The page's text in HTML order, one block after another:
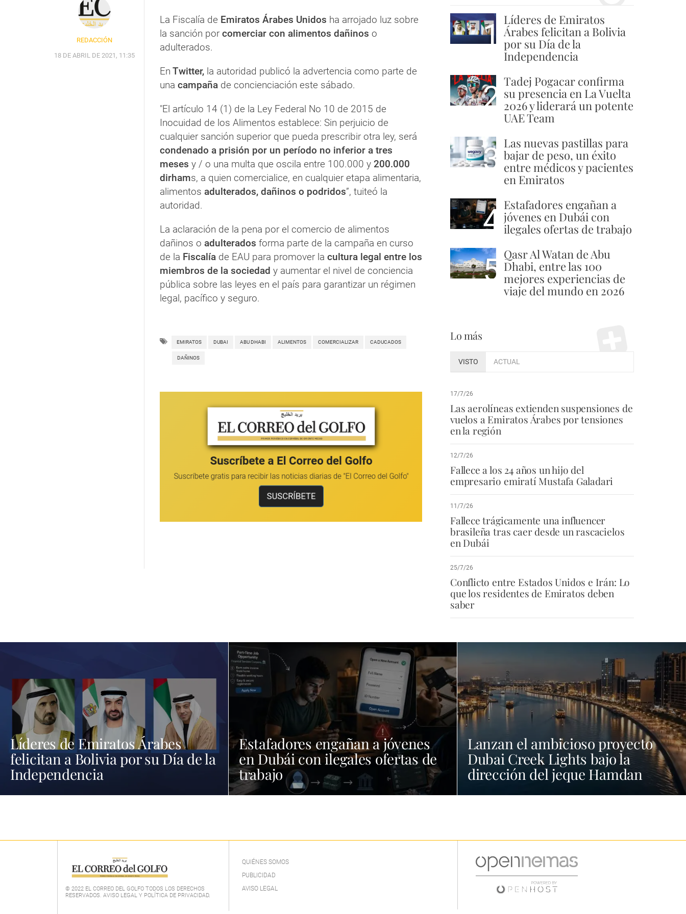
REDACCIÓN
18 DE ABRIL DE 2021, 11:35
La Fiscalía de Emiratos Árabes Unidos ha arrojado luz sobre
la sanción por comerciar con alimentos dañinos o
adulterados.
En Twitter, la autoridad publicó la advertencia como parte de
una campaña de concienciación este sábado.
"El artículo 14 (1) de la Ley Federal No 10 de 2015 de
Inocuidad de los Alimentos establece: Sin perjuicio de
cualquier sanción superior que pueda prescribir otra ley, será
condenado a prisión por un período no inferior a tres
meses y / o una multa que oscila entre 100.000 y 200.000
dirhams, a quien comercialice, en cualquier etapa alimentaria,
alimentos adulterados, dañinos o podridos”, tuiteó la
autoridad.
La aclaración de la pena por el comercio de alimentos
dañinos o adulterados forma parte de la campaña en curso
de la Fiscalía de EAU para promover la cultura legal entre los
miembros de la sociedad y aumentar el nivel de conciencia
pública sobre las leyes en el país para garantizar un régimen
legal, pacífico y seguro.
EMIRATOS DUBAI ABU DHABI ALIMENTOS COMERCIALIZAR CADUCADOS
DAÑINOS
1 Líderes de Emiratos
Árabes felicitan a Bolivia
por su Día de la
Independencia
2 Tadej Pogacar confirma
su presencia en La Vuelta
2026 y liderará un potente
UAE Team
3 Las nuevas pastillas para
bajar de peso, un éxito
entre médicos y pacientes
en Emiratos
4 Estafadores engañan a
jóvenes en Dubái con
ilegales ofertas de trabajo
5 Qasr Al Watan de Abu
Dhabi, entre las 100
mejores experiencias de
viaje del mundo en 2026
Lo más
VISTO ACTUAL
17/7/26
Las aerolíneas extienden suspensiones de
vuelos a Emiratos Árabes por tensiones
en la región
12/7/26
Fallece a los 24 años un hijo del
empresario emiratí Mustafa Galadari
11/7/26
Fallece trágicamente una influencer
brasileña tras caer desde un rascacielos
en Dubái
25/7/26
Conflicto entre Estados Unidos e Irán: Lo
que los residentes de Emiratos deben
saber
Líderes de Emiratos Árabes
felicitan a Bolivia por su Día de la
Independencia
Estafadores engañan a jóvenes
en Dubái con ilegales ofertas de
trabajo
Lanzan el ambicioso proyecto
Dubai Creek Lights bajo la
dirección del jeque Hamdan
© 2022 EL CORREO DEL GOLFO TODOS LOS DERECHOS
RESERVADOS. AVISO LEGAL Y POLÍTICA DE PRIVACIDAD.
QUIÉNES SOMOS
PUBLICIDAD
AVISO LEGAL